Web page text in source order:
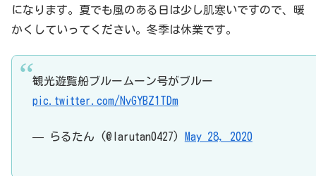
になります。夏でも風のある日は少し肌寒いですので、暖
かくしていってください。冬季は休業です。
観光遊覧船ブルームーン号がブルー
pic.twitter.com/NvGYBZ1TDm
— らるたん (@larutan0427) May 28, 2020